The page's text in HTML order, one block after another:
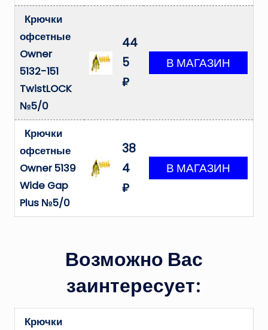
Крючки
офсетные
Owner
5132-151
TwistLOCK
№5/0
44
5
₽
Крючки
офсетные
Owner 5139
Wide Gap
Plus №5/0
38
4
₽
Возможно Вас
заинтересует:
Крючки